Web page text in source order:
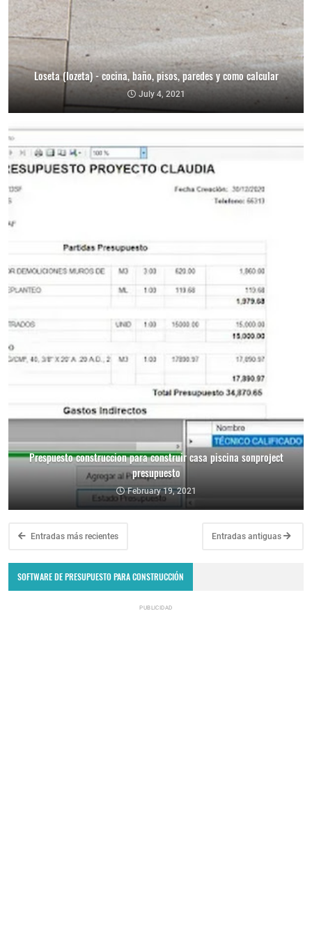
Loseta (lozeta) - cocina, baño, pisos, paredes y como calcular
July 4, 2021
Prespuesto construccion para construir casa piscina sonproject
presupuesto
February 19, 2021
Entradas más recientes Entradas antiguas
SOFTWARE DE PRESUPUESTO PARA CONSTRUCCIÓN